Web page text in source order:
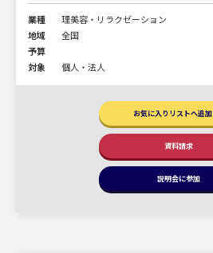
業種
理美容・リラクゼーション
地域
全国
予算
対象
個人・法人
お気に入りリストへ追加
資料請求
説明会に参加